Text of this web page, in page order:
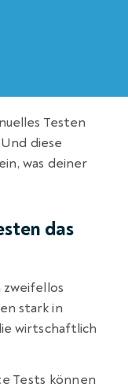
Testen
diese
was deiner
das
zweifellos
stark in
wirtschaftlich
Tests können